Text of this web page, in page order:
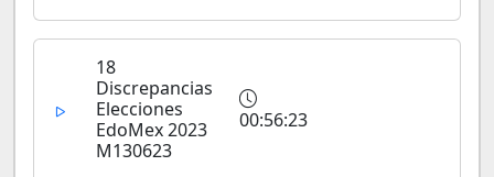
18
Discrepancias
Elecciones
EdoMex 2023
M130623
00:56:23